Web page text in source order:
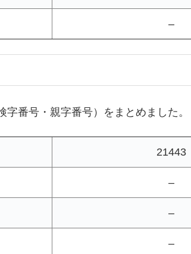
–
番号・親字番号）をまとめました。
21443
–
–
–